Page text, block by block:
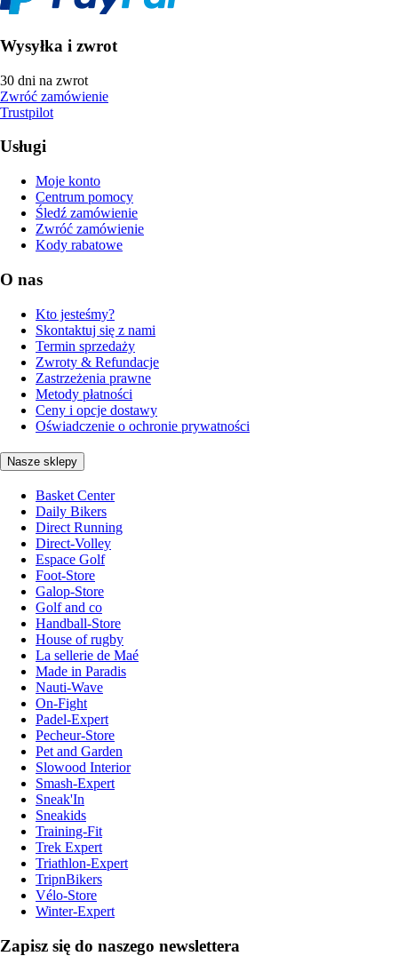
Wysyłka i zwrot
30 dni na zwrot
Zwróć zamówienie
Trustpilot
Usługi
Moje konto
Centrum pomocy
Śledź zamówienie
Zwróć zamówienie
Kody rabatowe
O nas
Kto jesteśmy?
Skontaktuj się z nami
Termin sprzedaży
Zwroty & Refundacje
Zastrzeżenia prawne
Metody płatności
Ceny i opcje dostawy
Oświadczenie o ochronie prywatności
Nasze sklepy
Basket Center
Daily Bikers
Direct Running
Direct-Volley
Espace Golf
Foot-Store
Galop-Store
Golf and co
Handball-Store
House of rugby
La sellerie de Maé
Made in Paradis
Nauti-Wave
On-Fight
Padel-Expert
Pecheur-Store
Pet and Garden
Slowood Interior
Smash-Expert
Sneak'In
Sneakids
Training-Fit
Trek Expert
Triathlon-Expert
TripnBikers
Vélo-Store
Winter-Expert
Zapisz się do naszego newslettera